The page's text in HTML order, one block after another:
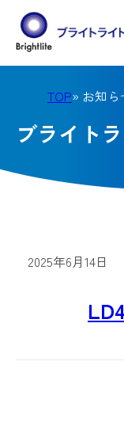
TOP» お知
ブライト
2025年6月14日